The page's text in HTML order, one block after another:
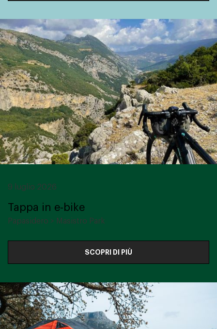
9 luglio 2026
Tappa in e-bike
Papasidero > Masistro Park
SCOPRI DI PIÙ